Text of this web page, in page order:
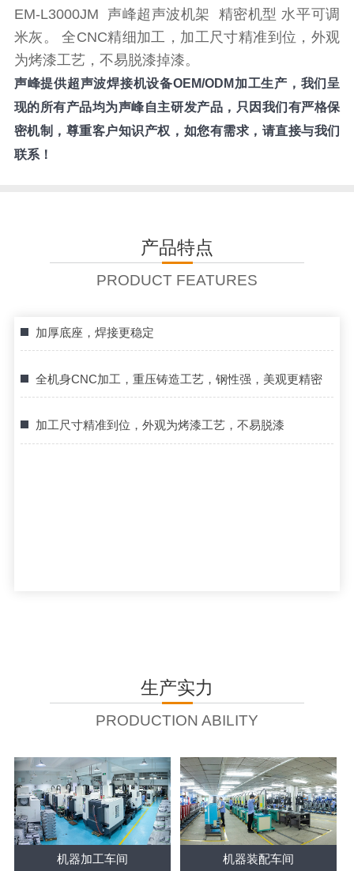
EM-L3000JM 声峰超声波机架 精密机型 水平可调
米灰。 全CNC精细加工，加工尺寸精准到位，外观
为烤漆工艺，不易脱漆掉漆。
声峰提供超声波焊接机设备OEM/ODM加工生产，我们呈
现的所有产品均为声峰自主研发产品，只因我们有严格保
密机制，尊重客户知识产权，如您有需求，请直接与我们
联系！
产品特点
PRODUCT FEATURES
加厚底座，焊接更稳定
全机身CNC加工，重压铸造工艺，钢性强，美观更精密
加工尺寸精准到位，外观为烤漆工艺，不易脱漆
生产实力
PRODUCTION ABILITY
机器加工车间 机器装配车间